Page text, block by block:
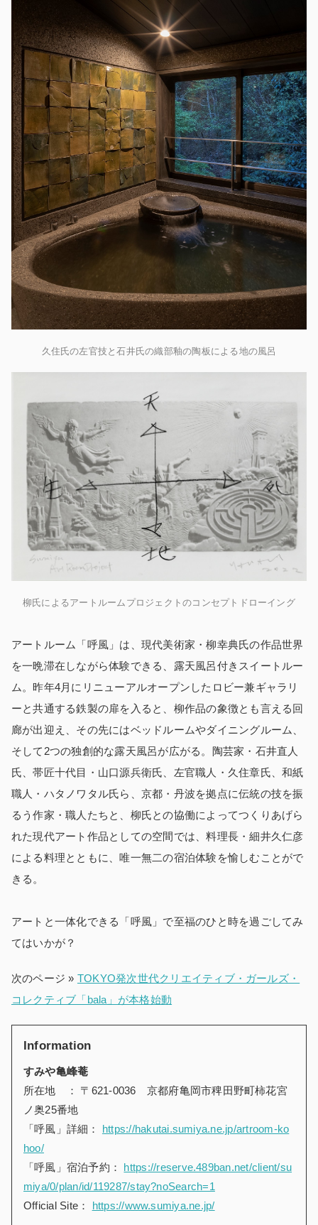
久住氏の左官技と石井氏の織部釉の陶板による地の風呂
柳氏によるアートルームプロジェクトのコンセプトドローイング
アートルーム「呼風」は、現代美術家・柳幸典氏の作品世界
を一晩滞在しながら体験できる、露天風呂付きスイートルー
ム。昨年4月にリニューアルオープンしたロビー兼ギャラリ
ーと共通する鉄製の扉を入ると、柳作品の象徴とも言える回
廊が出迎え、その先にはベッドルームやダイニングルーム、
そして2つの独創的な露天風呂が広がる。陶芸家・石井直人
氏、帯匠十代目・山口源兵衛氏、左官職人・久住章氏、和紙
職人・ハタノワタル氏ら、京都・丹波を拠点に伝統の技を振
るう作家・職人たちと、柳氏との協働によってつくりあげら
れた現代アート作品としての空間では、料理長・細井久仁彦
による料理とともに、唯一無二の宿泊体験を愉しむことがで
きる。
アートと一体化できる「呼風」で至福のひと時を過ごしてみ
てはいかが？
次のページ » TOKYO発次世代クリエイティブ・ガールズ・
コレクティブ「bala」が本格始動
Information
すみや亀峰菴
所在地 ： 〒621-0036 京都府亀岡市稗田野町柿花宮
ノ奥25番地
「呼風」詳細： https://hakutai.sumiya.ne.jp/artroom-ko
hoo/
「呼風」宿泊予約： https://reserve.489ban.net/client/su
miya/0/plan/id/119287/stay?noSearch=1
Official Site： https://www.sumiya.ne.jp/